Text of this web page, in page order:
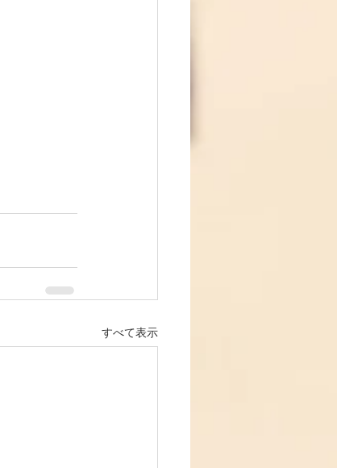
すべて表示